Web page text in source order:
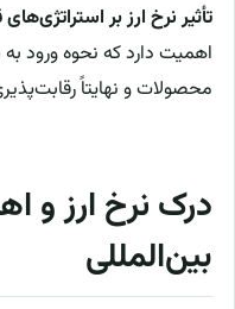
تأثیر نرخ ارز بر
اهمیت دارد که نحوه ورود
محصولات و نهایتاً
درک نرخ ارز و
بین‌المللی